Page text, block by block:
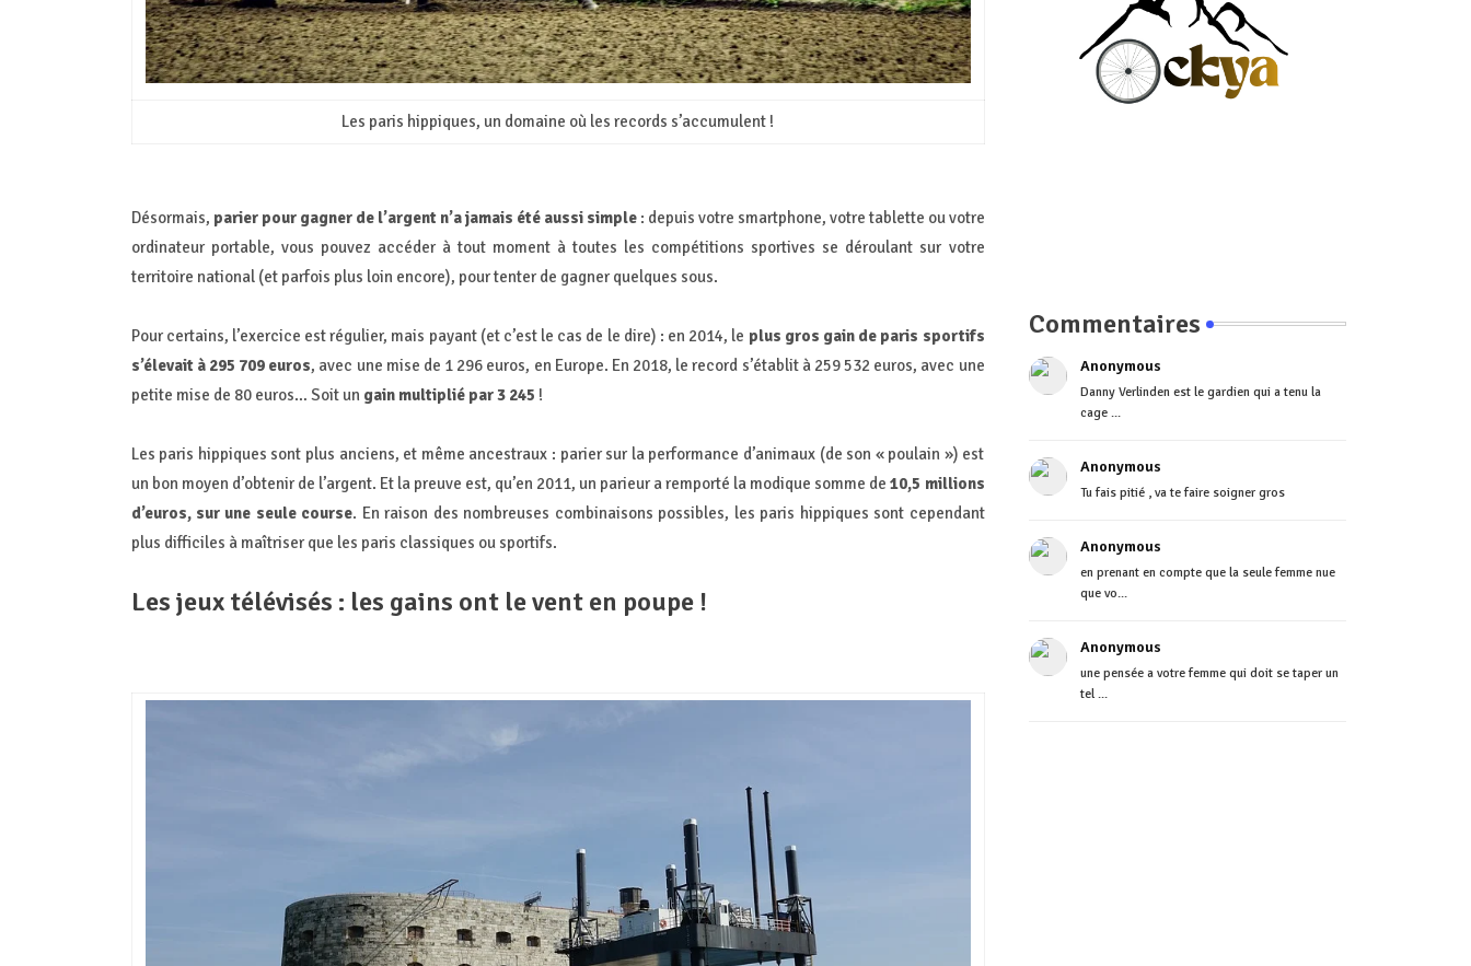
Les paris hippiques, un domaine où les records s’accumulent !
Désormais, parier pour gagner de l’argent n’a jamais été aussi simple: depuis votre smartphone, votre tablette ou votre
ordinateur portable, vous pouvez accéder à tout moment à toutes les compétitions sportives se déroulant sur votre
territoire national (et parfois plus loin encore), pour tenter de gagner quelques sous.
Pour certains, l’exercice est régulier, mais payant (et c’est le cas de le dire) : en 2014, le plus gros gain de paris sportifs
s’élevait à 295 709 euros, avec une mise de 1 296 euros, en Europe. En 2018, le record s’établit à 259 532 euros, avec une
petite mise de 80 euros… Soit un gain multiplié par 3 245 !
Les paris hippiques sont plus anciens, et même ancestraux : parier sur la performance d’animaux (de son « poulain ») est
un bon moyen d’obtenir de l’argent. Et la preuve est, qu’en 2011, un parieur a remporté la modique somme de10,5 millions
d’euros, sur une seule course. En raison des nombreuses combinaisons possibles, les paris hippiques sont cependant
plus difficiles à maîtriser que les paris classiques ou sportifs.
Les jeux télévisés : les gains ont le vent en poupe !
Commentaires
Anonymous
Danny Verlinden est le gardien qui a tenu la
cage ...
Anonymous
Tu fais pitié , va te faire soigner gros
Anonymous
en prenant en compte que la seule femme nue
que vo...
Anonymous
une pensée a votre femme qui doit se taper un
tel ...